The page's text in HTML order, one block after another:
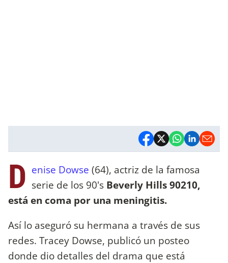
D enise Dowse (64), actriz de la famosa
serie de los 90's Beverly Hills 90210,
está en coma por una meningitis.
Así lo aseguró su hermana a través de sus
redes. Tracey Dowse, publicó un posteo
donde dio detalles del drama que está